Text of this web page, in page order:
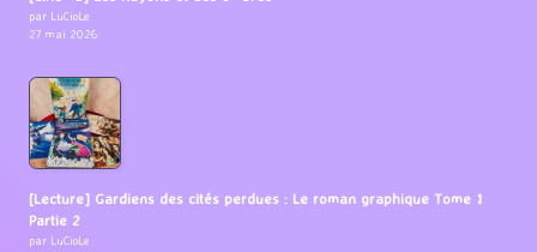
par LuCioLe
27 mai 2026
[Lecture] Gardiens des cités perdues : Le roman graphique Tome 1
Partie 2
par LuCioLe